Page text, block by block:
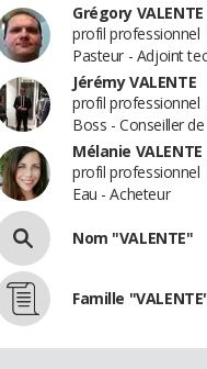
Grégory VALENTE
profil professionnel
Pasteur - Adjoint
Jérémy VALENTE
profil professionnel
Boss - Conseiller
Mélanie VALENTE
profil professionnel
Eau - Acheteur
Nom "VALENTE"
Famille